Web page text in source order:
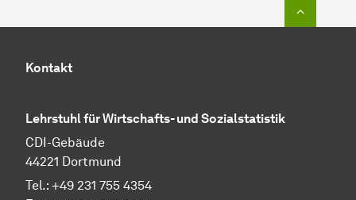
Kontakt
Lehrstuhl für Wirtschafts- und Sozialstatistik
CDI-Gebäude
44221 Dortmund
Tel.: +49 231 755 4354